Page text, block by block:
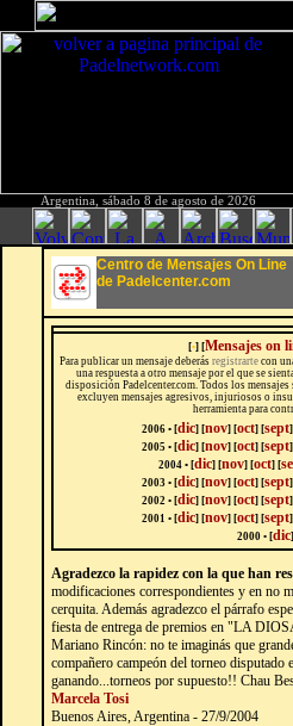
Argentina, sábado 8 de agosto de 2026
Centro de Mensajes On Line
de Padelcenter.com
[•] [Mensajes on
Para publicar un mensaje deberás registrarte con
una respuesta a otro mensaje por el que se
disposición Padelcenter.com. Todos los
excluyen mensajes agresivos, injuriosos o
herramienta para
2006 • [dic] [nov] [oct] [sept
2005 • [dic] [nov] [oct] [sept
2004 • [dic] [nov] [oct] [
2003 • [dic] [nov] [oct] [sept]
2002 • [dic] [nov] [oct] [sept]
2001 • [dic] [nov] [oct] [sept]
2000 • [dic]
Agradezco la rapidez con la que han
modificaciones correspondientes y en no
cerquita. Además agradezco el párrafo
fiesta de entrega de premios en "LA
Mariano Rincón: no te imaginás que
compañero campeón del torneo
ganando...torneos por supuesto!! Chau
Marcela Tosi
Buenos Aires, Argentina - 27/9/2004